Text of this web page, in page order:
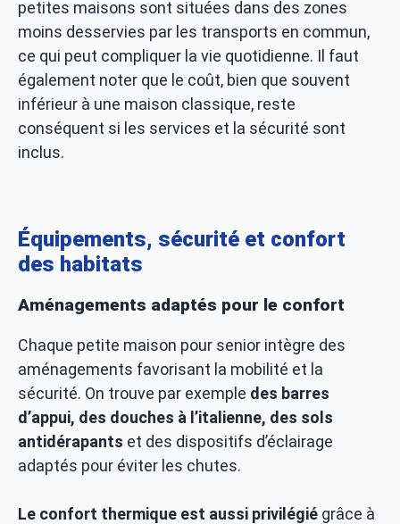
petites maisons sont situées dans des zones
moins desservies par les transports en commun,
ce qui peut compliquer la vie quotidienne. Il faut
également noter que le coût, bien que souvent
inférieur à une maison classique, reste
conséquent si les services et la sécurité sont
inclus.
Équipements, sécurité et confort
des habitats
Aménagements adaptés pour le confort
Chaque petite maison pour senior intègre des
aménagements favorisant la mobilité et la
sécurité. On trouve par exemple des barres
d’appui, des douches à l’italienne, des sols
antidérapants et des dispositifs d’éclairage
adaptés pour éviter les chutes.
Le confort thermique est aussi privilégié grâce à